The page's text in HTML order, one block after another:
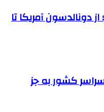
از دونالدسون آمریکا تا
۳۰ تیر در سراسر کشور به جز